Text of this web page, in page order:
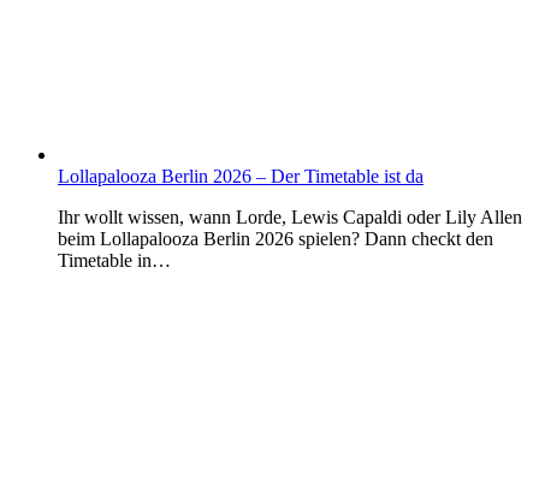
Lollapalooza Berlin 2026 – Der Timetable ist da
Ihr wollt wissen, wann Lorde, Lewis Capaldi oder Lily Allen
beim Lollapalooza Berlin 2026 spielen? Dann checkt den
Timetable in…